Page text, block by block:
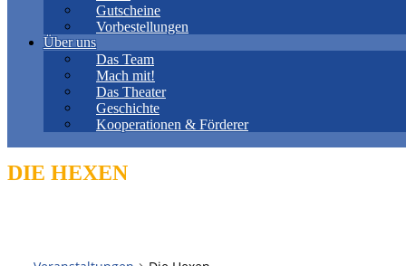
Gutscheine
Vorbestellungen
Über uns
Das Team
Mach mit!
Das Theater
Geschichte
Kooperationen & Förderer
DIE HEXEN